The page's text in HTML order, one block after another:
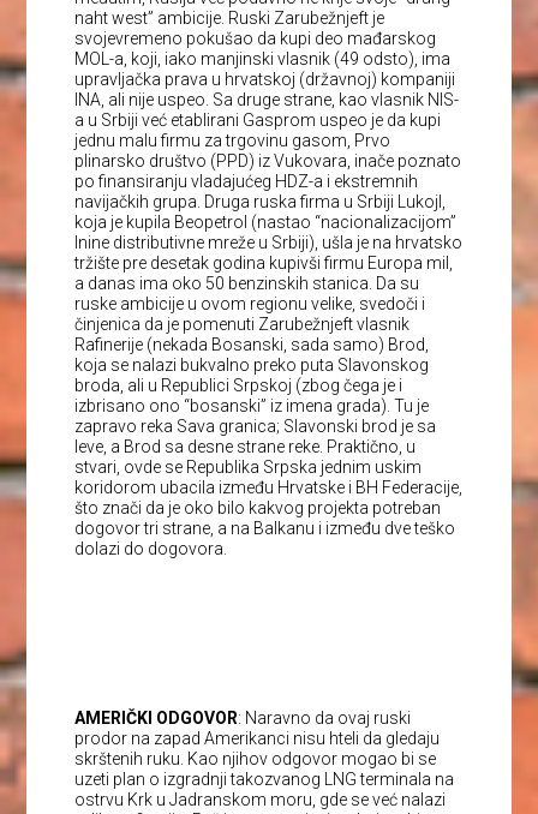
naht west” ambicije. Ruski Zarubežnjeft je
svojevremeno pokušao da kupi deo mađarskog
MOL-a, koji, iako manjinski vlasnik (49 odsto), ima
upravljačka prava u hrvatskoj (državnoj) kompaniji
INA, ali nije uspeo. Sa druge strane, kao vlasnik NIS-
a u Srbiji već etablirani Gasprom uspeo je da kupi
jednu malu firmu za trgovinu gasom, Prvo
plinarsko društvo (PPD) iz Vukovara, inače poznato
po finansiranju vladajućeg HDZ-a i ekstremnih
navijačkih grupa. Druga ruska firma u Srbiji Lukojl,
koja je kupila Beopetrol (nastao “nacionalizacijom”
Inine distributivne mreže u Srbiji), ušla je na hrvatsko
tržište pre desetak godina kupivši firmu Europa mil,
a danas ima oko 50 benzinskih stanica. Da su
ruske ambicije u ovom regionu velike, svedoči i
činjenica da je pomenuti Zarubežnjeft vlasnik
Rafinerije (nekada Bosanski, sada samo) Brod,
koja se nalazi bukvalno preko puta Slavonskog
broda, ali u Republici Srpskoj (zbog čega je i
izbrisano ono “bosanski” iz imena grada). Tu je
zapravo reka Sava granica; Slavonski brod je sa
leve, a Brod sa desne strane reke. Praktično, u
stvari, ovde se Republika Srpska jednim uskim
koridorom ubacila između Hrvatske i BH Federacije,
što znači da je oko bilo kakvog projekta potreban
dogovor tri strane, a na Balkanu i između dve teško
dolazi do dogovora.
AMERIČKI ODGOVOR: Naravno da ovaj ruski
prodor na zapad Amerikanci nisu hteli da gledaju
skrštenih ruku. Kao njihov odgovor mogao bi se
uzeti plan o izgradnji takozvanog LNG terminala na
ostrvu Krk u Jadranskom moru, gde se već nalazi